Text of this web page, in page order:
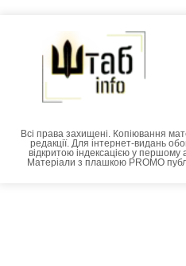
Всі права захищені. Копіювання
редакції. Для інтернет-видань
відкритою індексацією у першому
Матеріали з плашкою PROMO